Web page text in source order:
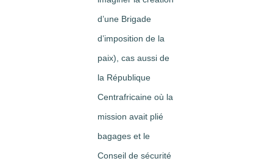
d’une Brigade
d’imposition de la
paix), cas aussi de
la République
Centrafricaine où la
mission avait plié
bagages et le
Conseil de sécurité